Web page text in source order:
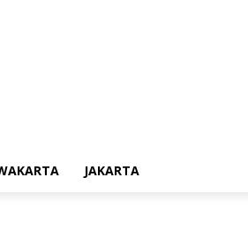
JAKARTA